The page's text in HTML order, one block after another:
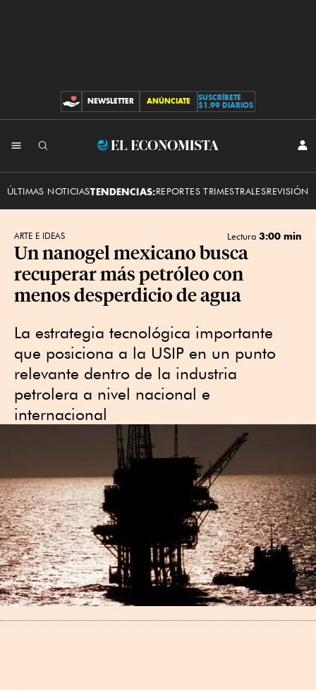
CONTRIBUCIONES
NEWSLETTER ANÚNCIATE
SUSCRÍBETE
$1.99 DIARIOS
El
ÚLTIMAS NOTICIASTENDENCIAS:REPORTES TRIMESTRALESREVISIÓN
ARTE E IDEAS Lectura 3:00 min
Un nanogel mexicano busca
recuperar más petróleo con
menos desperdicio de agua
La estrategia tecnológica importante
que posiciona a la USIP en un punto
relevante dentro de la industria
petrolera a nivel nacional e
internacional